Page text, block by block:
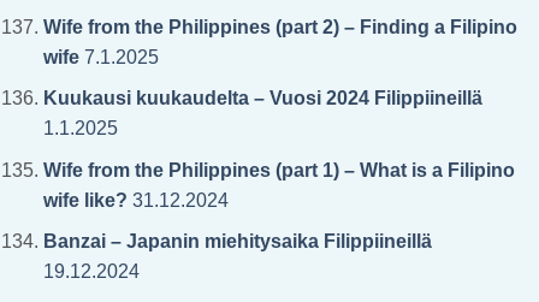
Wife from the Philippines (part 2) – Finding a Filipino
wife7.1.2025
Kuukausi kuukaudelta – Vuosi 2024 Filippiineillä
1.1.2025
Wife from the Philippines (part 1) – What is a Filipino
wife like? 31.12.2024
Banzai – Japanin miehitysaika Filippiineillä
19.12.2024